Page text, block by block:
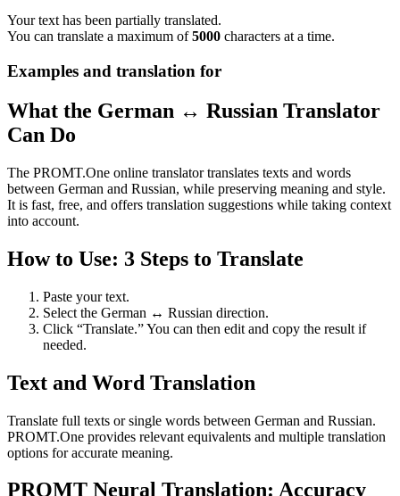
Your text has been partially translated.
You can translate a maximum of5000 characters at a time.
Examples and translation for
What the German ↔ Russian Translator
Can Do
The PROMT.One online translator translates texts and words
between German and Russian, while preserving meaning and style.
It is fast, free, and offers translation suggestions while taking context
into account.
How to Use: 3 Steps to Translate
Paste your text.
Select the German ↔ Russian direction.
Click “Translate.” You can then edit and copy the result if
needed.
Text and Word Translation
Translate full texts or single words between German and Russian.
PROMT.One provides relevant equivalents and multiple translation
options for accurate meaning.
PROMT Neural Translation: Accuracy